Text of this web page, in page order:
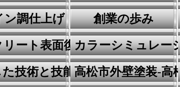
ン調仕上げ 創業の歩み
ート表面復元工法カラーシミュレー
技術と技能高松市外壁塗装-高